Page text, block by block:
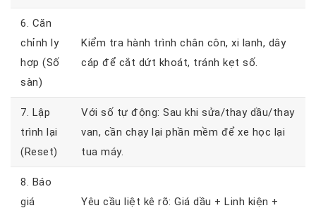
6. Căn
chỉnh ly
hợp (Số
sàn)
Kiểm tra hành trình chân côn, xi lanh, dây
cáp để cắt dứt khoát, tránh kẹt số.
7. Lập
trình lại
(Reset)
Với số tự động: Sau khi sửa/thay dầu/thay
van, cần chạy lại phần mềm để xe học lại
tua máy.
8. Báo
giá
Yêu cầu liệt kê rõ: Giá dầu + Linh kiện +